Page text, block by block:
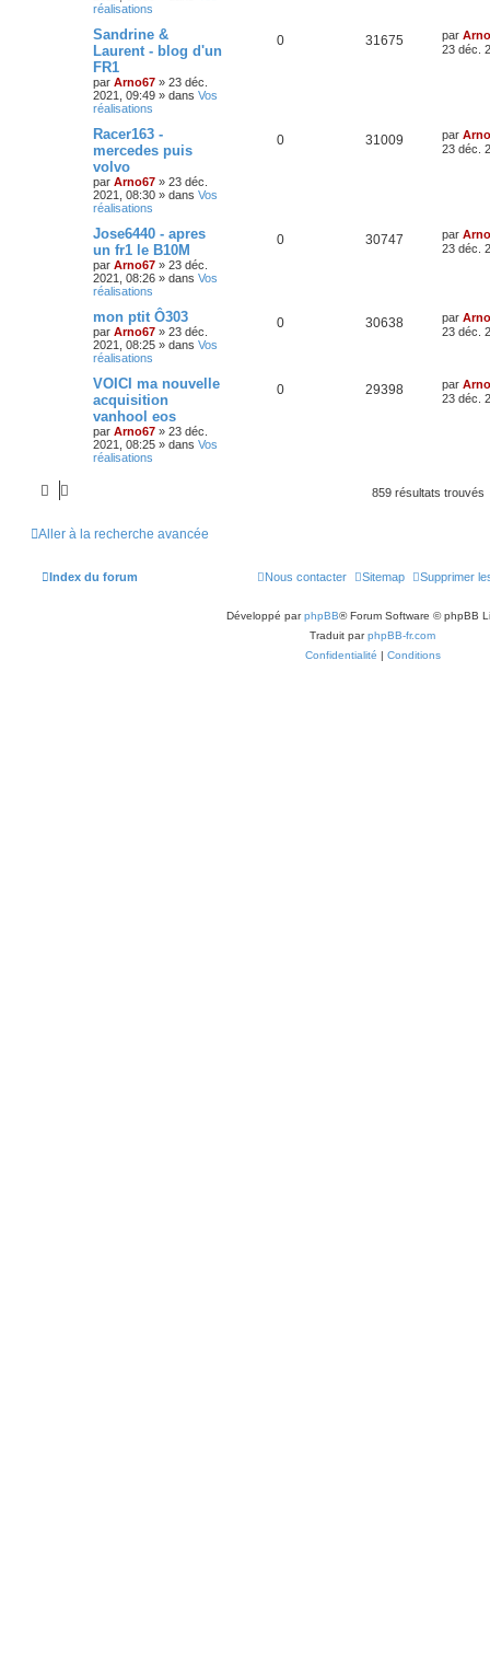
réalisations
Sandrine &
Laurent - blog d'un
FR1
par Arno67 » 23 déc.
2021, 09:49 » dans Vos
réalisations
0 31675 par
23 déc.
Racer163 -
mercedes puis
volvo
par Arno67 » 23 déc.
2021, 08:30 » dans Vos
réalisations
0 31009 par
23 déc.
Jose6440 - apres
un fr1 le B10M
par Arno67 » 23 déc.
2021, 08:26 » dans Vos
réalisations
0 30747 par
23 déc.
mon ptit Ô303
par Arno67 » 23 déc.
2021, 08:25 » dans Vos
réalisations
0 30638 par
23 déc.
VOICI ma nouvelle
acquisition
vanhool eos
par Arno67 » 23 déc.
2021, 08:25 » dans Vos
réalisations
0 29398 par
23 déc.
859 résultats trouvés
Aller à la recherche avancée
Index du forum Supprimer
Sitemap
Nous contacter
Développé parphpBB® Forum Software © phpBB
Traduit parphpBB-fr.com
Confidentialité | Conditions